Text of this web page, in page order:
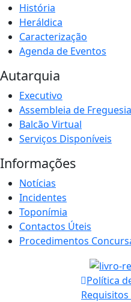
História
Heráldica
Caracterização
Agenda de Eventos
Autarquia
Executivo
Assembleia de Freguesia
Balcão Virtual
Serviços Disponíveis
Informações
Notícias
Incidentes
Toponímia
Contactos Úteis
Procedimentos
Política